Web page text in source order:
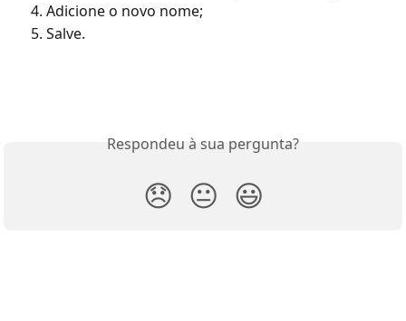
Adicione o novo nome;
Salve.
Respondeu à sua pergunta?
😞 😐 😃